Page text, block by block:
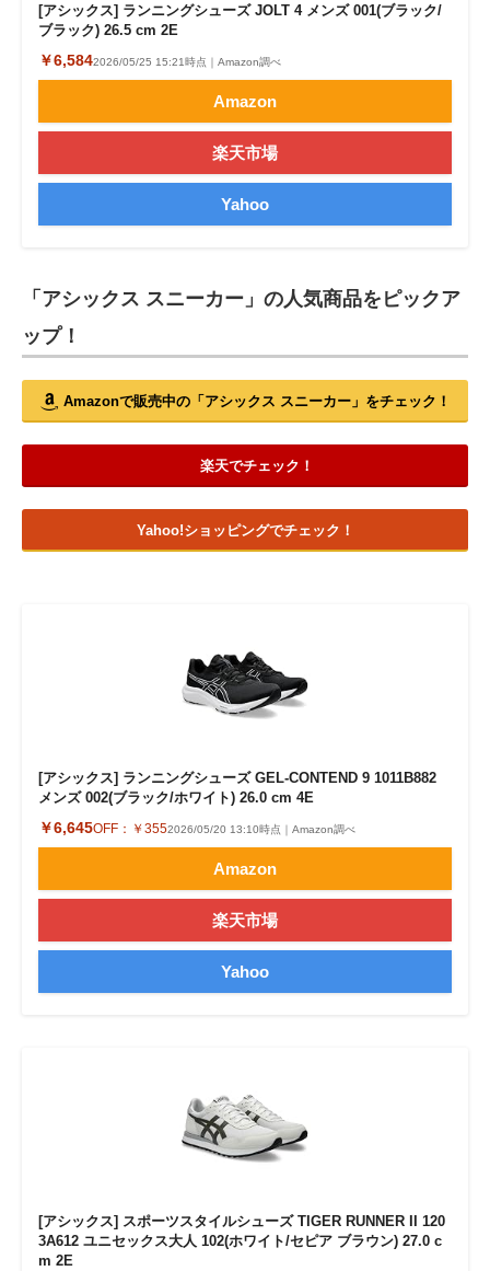
[アシックス] ランニングシューズ JOLT 4 メンズ 001(ブラック/
ブラック) 26.5 cm 2E
￥6,5842026/05/25 15:21時点｜Amazon調べ
Amazon
楽天市場
Yahoo
「アシックス スニーカー」の人気商品をピックア
ップ！
Amazonで販売中の「アシックス スニーカー」をチェック！
楽天でチェック！
Yahoo!ショッピングでチェック！
[アシックス] ランニングシューズ GEL-CONTEND 9 1011B882
メンズ 002(ブラック/ホワイト) 26.0 cm 4E
￥6,645OFF： ￥3552026/05/20 13:10時点｜Amazon調べ
Amazon
楽天市場
Yahoo
[アシックス] スポーツスタイルシューズ TIGER RUNNER II 120
3A612 ユニセックス大人 102(ホワイト/セピア ブラウン) 27.0 c
m 2E